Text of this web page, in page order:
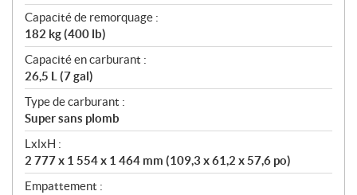
Capacité de remorquage :
182 kg (400 lb)
Capacité en carburant :
26,5 L (7 gal)
Type de carburant :
Super sans plomb
LxlxH :
2 777 x 1 554 x 1 464 mm (109,3 x 61,2 x 57,6 po)
Empattement :